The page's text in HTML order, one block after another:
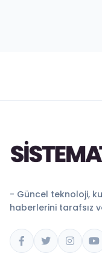
- Güncel teknoloji,
haberlerini tarafsız